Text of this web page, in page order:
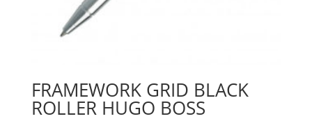
FRAMEWORK GRID BLACK
ROLLER HUGO BOSS